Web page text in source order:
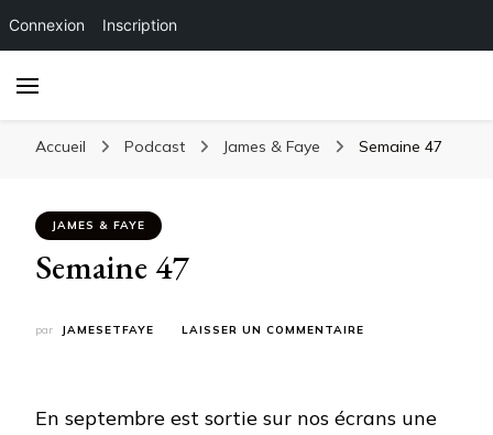
Connexion Inscription
Accueil Podcast James & Faye Semaine 47
JAMES & FAYE
Semaine 47
par JAMESETFAYE LAISSER UN COMMENTAIRE
En septembre est sortie sur nos écrans une